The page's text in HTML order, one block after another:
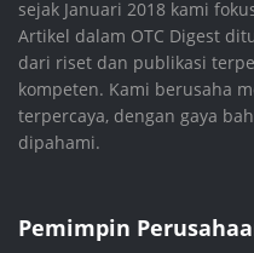
sejak Januari 2018 kami
Artikel dalam OTC Digest
dari riset dan publikasi
kompeten. Kami berusaha
terpercaya, dengan gaya
dipahami.
Pemimpin